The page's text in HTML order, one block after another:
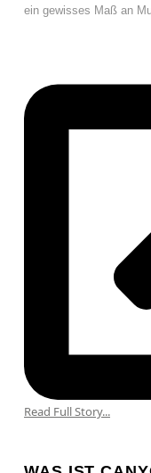
ein gewisses Maß an
Read Full Story...